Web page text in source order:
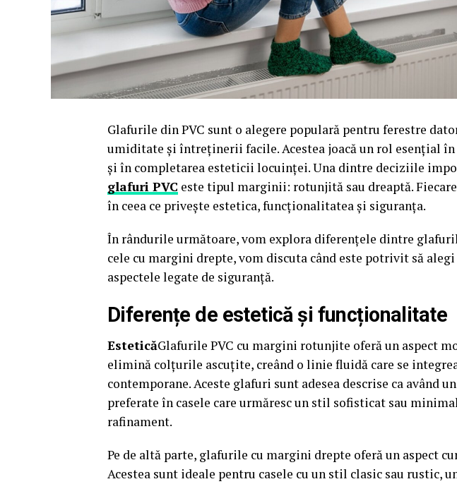
Glafurile din PVC sunt o alegere populară pentru ferestre
umiditate și întreținerii facile. Acestea joacă un rol esențial
și în completarea esteticii locuinței. Una dintre deciziile
glafuri PVC este tipul marginii: rotunjită sau dreaptă.
în ceea ce privește estetica, funcționalitatea și siguranța.
În rândurile următoare, vom explora diferențele dintre
cele cu margini drepte, vom discuta când este potrivit să
aspectele legate de siguranță.
Diferențe de estetică și funcționalitate
EsteticăGlafurile PVC cu margini rotunjite oferă un aspect
elimină colțurile ascuțite, creând o linie fluidă care se
contemporane. Aceste glafuri sunt adesea descrise ca având
preferate în casele care urmăresc un stil sofisticat sau
rafinament.
Pe de altă parte, glafurile cu margini drepte oferă un aspect
Acestea sunt ideale pentru casele cu un stil clasic sau rustic,